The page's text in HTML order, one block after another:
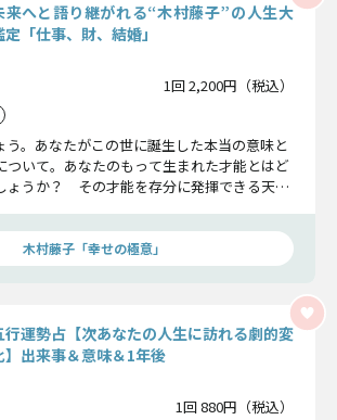
来へと語り継がれる“木村藤子”の人生大
定「仕事、財、結婚」
1回 2,200円（税込）
う。あなたがこの世に誕生した本当の意味と
ついて。あなたのもって生まれた才能とはど
ょうか？ その才能を存分に発揮できる天
しょう。
木村藤子「幸せの極意」
行運勢占【次あなたの人生に訪れる劇的変
】出来事＆意味＆1年後
1回 880円（税込）